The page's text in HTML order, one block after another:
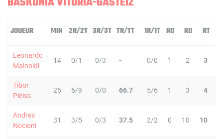
JOUEUR MIN 2R/2T 3R/3T TR/TT 1R/1T RO RD RT
Leonardo
Mainoldi
14 0/1 0/3 - 0/0 1 2 3
Tibor
Pleiss
26 6/9 0/0 66.7 5/6 1 3 4
Andres
Nocioni
31 3/5 0/3 37.5 2/2 0 10 10